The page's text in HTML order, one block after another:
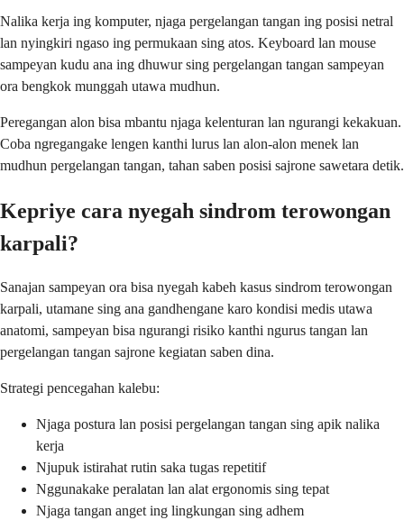
Nalika kerja ing komputer, njaga pergelangan tangan ing posisi netral
lan nyingkiri ngaso ing permukaan sing atos. Keyboard lan mouse
sampeyan kudu ana ing dhuwur sing pergelangan tangan sampeyan
ora bengkok munggah utawa mudhun.
Peregangan alon bisa mbantu njaga kelenturan lan ngurangi kekakuan.
Coba ngregangake lengen kanthi lurus lan alon-alon menek lan
mudhun pergelangan tangan, tahan saben posisi sajrone sawetara detik.
Kepriye cara nyegah sindrom terowongan
karpali?
Sanajan sampeyan ora bisa nyegah kabeh kasus sindrom terowongan
karpali, utamane sing ana gandhengane karo kondisi medis utawa
anatomi, sampeyan bisa ngurangi risiko kanthi ngurus tangan lan
pergelangan tangan sajrone kegiatan saben dina.
Strategi pencegahan kalebu:
Njaga postura lan posisi pergelangan tangan sing apik nalika
kerja
Njupuk istirahat rutin saka tugas repetitif
Nggunakake peralatan lan alat ergonomis sing tepat
Njaga tangan anget ing lingkungan sing adhem